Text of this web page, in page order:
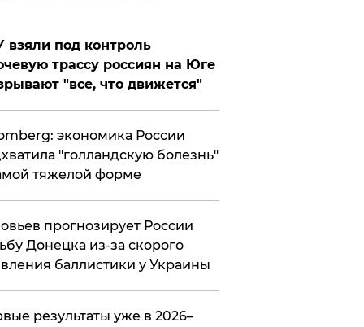
взяли под контроль
трассу россиян на Юге
"все, что движется"
экономика России
"голландскую болезнь"
тяжелой форме
прогнозирует России
Донецка из-за скорого
баллистики у Украины
результаты уже в 2026–